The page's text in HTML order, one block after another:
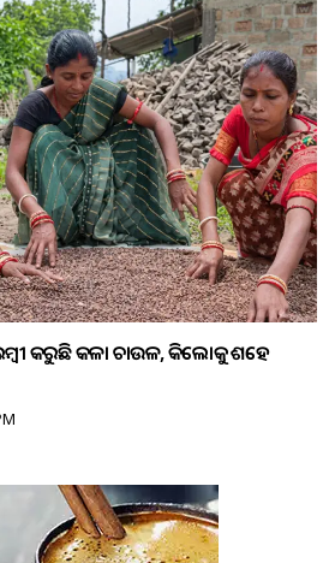
କରୁଛି କଳା ଚାଉଳ, କିଲୋକୁ ଶହେ